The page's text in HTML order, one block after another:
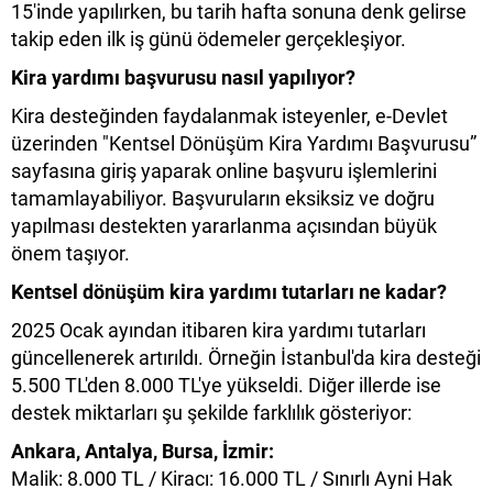
15'inde yapılırken, bu tarih hafta sonuna denk gelirse
takip eden ilk iş günü ödemeler gerçekleşiyor.
Kira yardımı başvurusu nasıl yapılıyor?
Kira desteğinden faydalanmak isteyenler, e-Devlet
üzerinden "Kentsel Dönüşüm Kira Yardımı Başvurusu”
sayfasına giriş yaparak online başvuru işlemlerini
tamamlayabiliyor. Başvuruların eksiksiz ve doğru
yapılması destekten yararlanma açısından büyük
önem taşıyor.
Kentsel dönüşüm kira yardımı tutarları ne kadar?
2025 Ocak ayından itibaren kira yardımı tutarları
güncellenerek artırıldı. Örneğin İstanbul'da kira desteği
5.500 TL'den 8.000 TL'ye yükseldi. Diğer illerde ise
destek miktarları şu şekilde farklılık gösteriyor:
Ankara, Antalya, Bursa, İzmir:
Malik: 8.000 TL / Kiracı: 16.000 TL / Sınırlı Ayni Hak